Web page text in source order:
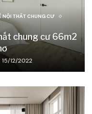
NỘI THẤT CHUNG CƯ
chung cư 66m2
15/12/2022